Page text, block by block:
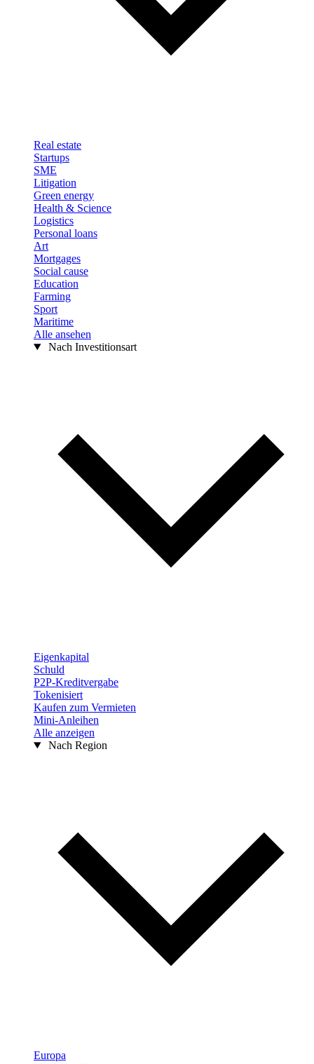
Real estate
Startups
SME
Litigation
Green energy
Health & Science
Logistics
Personal loans
Art
Mortgages
Social cause
Education
Farming
Sport
Maritime
Alle ansehen
Nach Investitionsart
Eigenkapital
Schuld
P2P-Kreditvergabe
Tokenisiert
Kaufen zum Vermieten
Mini-Anleihen
Alle anzeigen
Nach Region
Europa